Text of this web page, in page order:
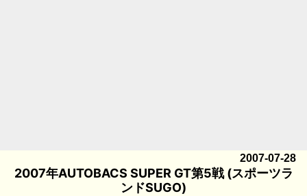
2007-07-28
2007年AUTOBACS SUPER GT第5戦 (スポーツラ
ンドSUGO)